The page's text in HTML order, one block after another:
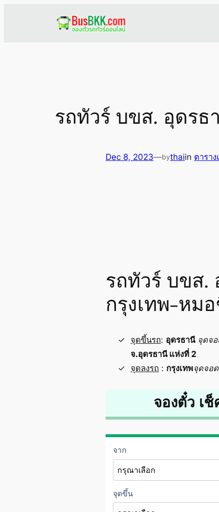
รถทัวร์ บขส. อุดรธ
Dec 8, 2023—bythaiin ตาราง
รถทัวร์ บขส.
กรุงเทพ-หม
จุดขึ้นรถ: อุดรธานี จุดจ
จ.อุดรธานี แห่งที่ 2
จุดลงรถ : กรุงเทพจุดจอด
จองตั๋ว เ